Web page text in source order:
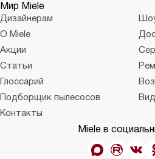
Мир Miele
Дизайнерам
О Miele
Акции
Статьи
Глоссарий
Подборщик пылесосов
Контакты
Miele в